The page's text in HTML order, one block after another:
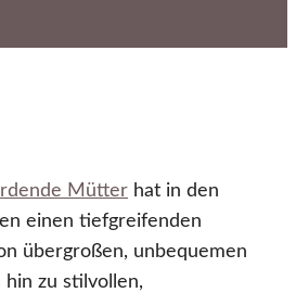
Mütter hat in den
einen tiefgreifenden
übergroßen, unbequemen
hin zu stilvollen,